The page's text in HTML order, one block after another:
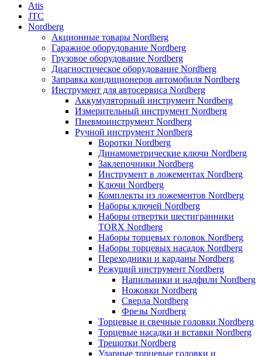
Atis
JTC
Nordberg
Акционные товары Nordberg
Гаражное оборудование Nordberg
Грузовое оборудование Nordberg
Диагностическое оборудование Nordberg
Заправка кондиционеров автомобиля Nordberg
Инструмент для автосервиса Nordberg
Аккумуляторный инструмент Nordberg
Измерительный инструмент Nordberg
Пневмоинструмент Nordberg
Ручной инструмент Nordberg
Воротки Nordberg
Динамометрические ключи Nordberg
Заклепочники Nordberg
Инструмент в ложементах Nordberg
Ключи Nordberg
Комплекты из ложементов Nordberg
Наборы ключей Nordberg
Наборы отвертки шестигранники
TORX Nordberg
Наборы торцевых головок Nordberg
Наборы торцевых насадок Nordberg
Переходники и карданы Nordberg
Режущий инструмент Nordberg
Напильники и надфили Nordberg
Ножовки Nordberg
Сверла Nordberg
Фрезы Nordberg
Торцевые и свечные головки Nordberg
Торцевые насадки и вставки Nordberg
Трещотки Nordberg
Ударные торцевые головки и